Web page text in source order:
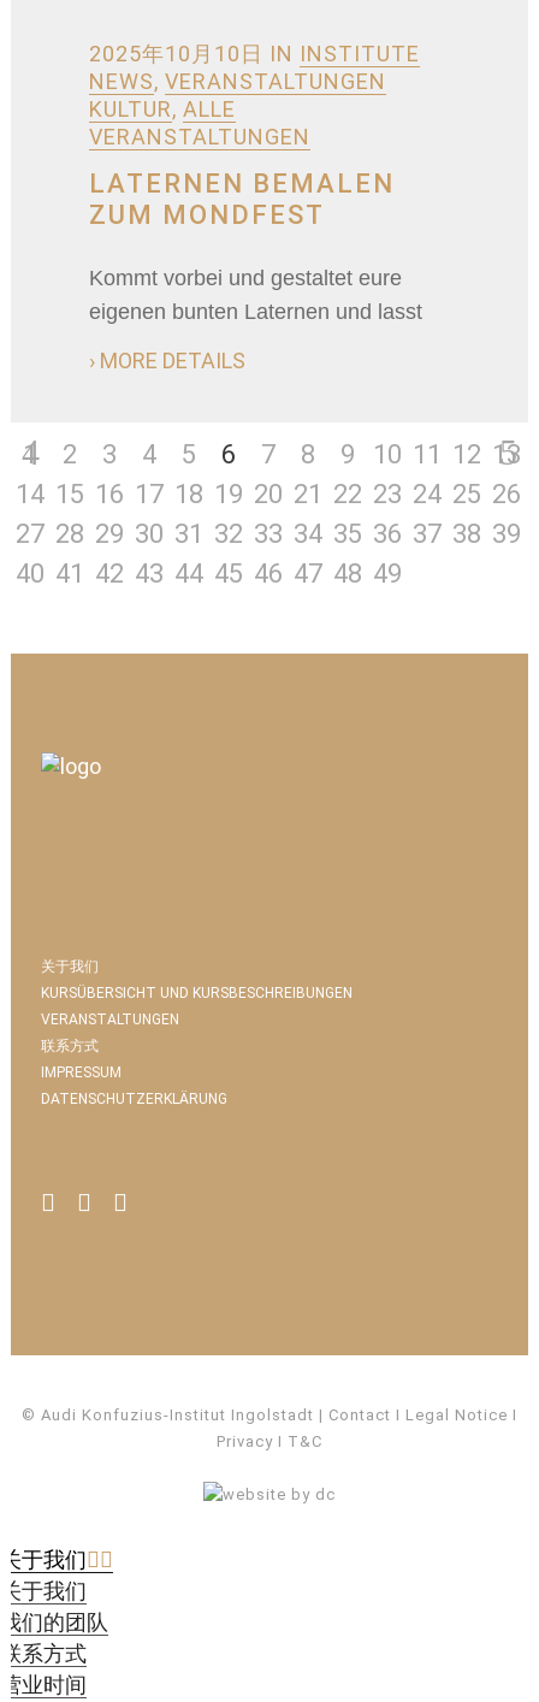
2025年10月10日 IN INSTITUTE
NEWS, VERANSTALTUNGEN
KULTUR, ALLE
VERANSTALTUNGEN
LATERNEN BEMALEN
ZUM MONDFEST
Kommt vorbei und gestaltet eure
eigenen bunten Laternen und lasst
› MORE DETAILS
1 2 3 4 5 6 7 8 9 10 11 12 13
14 15 16 17 18 19 20 21 22 23 24 25 26
27 28 29 30 31 32 33 34 35 36 37 38 39
40 41 42 43 44 45 46 47 48 49
关于我们
KURSÜBERSICHT UND KURSBESCHREIBUNGEN
VERANSTALTUNGEN
联系方式
IMPRESSUM
DATENSCHUTZERKLÄRUNG
© Audi Konfuzius-Institut Ingolstadt Contact I Legal Notice I
PrivacyI T&C
关于我们
关于我们
我们的团队
联系方式
营业时间